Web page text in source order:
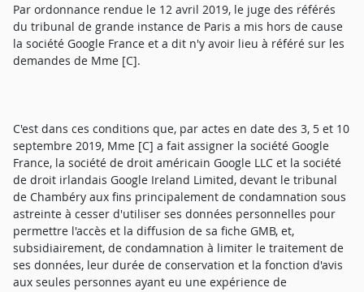
Par ordonnance rendue le 12 avril 2019, le juge des référés
du tribunal de grande instance de Paris a mis hors de cause
la société Google France et a dit n'y avoir lieu à référé sur les
demandes de Mme [C].
C'est dans ces conditions que, par actes en date des 3, 5 et 10
septembre 2019, Mme [C] a fait assigner la société Google
France, la société de droit américain Google LLC et la société
de droit irlandais Google Ireland Limited, devant le tribunal
de Chambéry aux fins principalement de condamnation sous
astreinte à cesser d'utiliser ses données personnelles pour
permettre l'accès et la diffusion de sa fiche GMB, et,
subsidiairement, de condamnation à limiter le traitement de
ses données, leur durée de conservation et la fonction d'avis
aux seules personnes ayant eu une expérience de